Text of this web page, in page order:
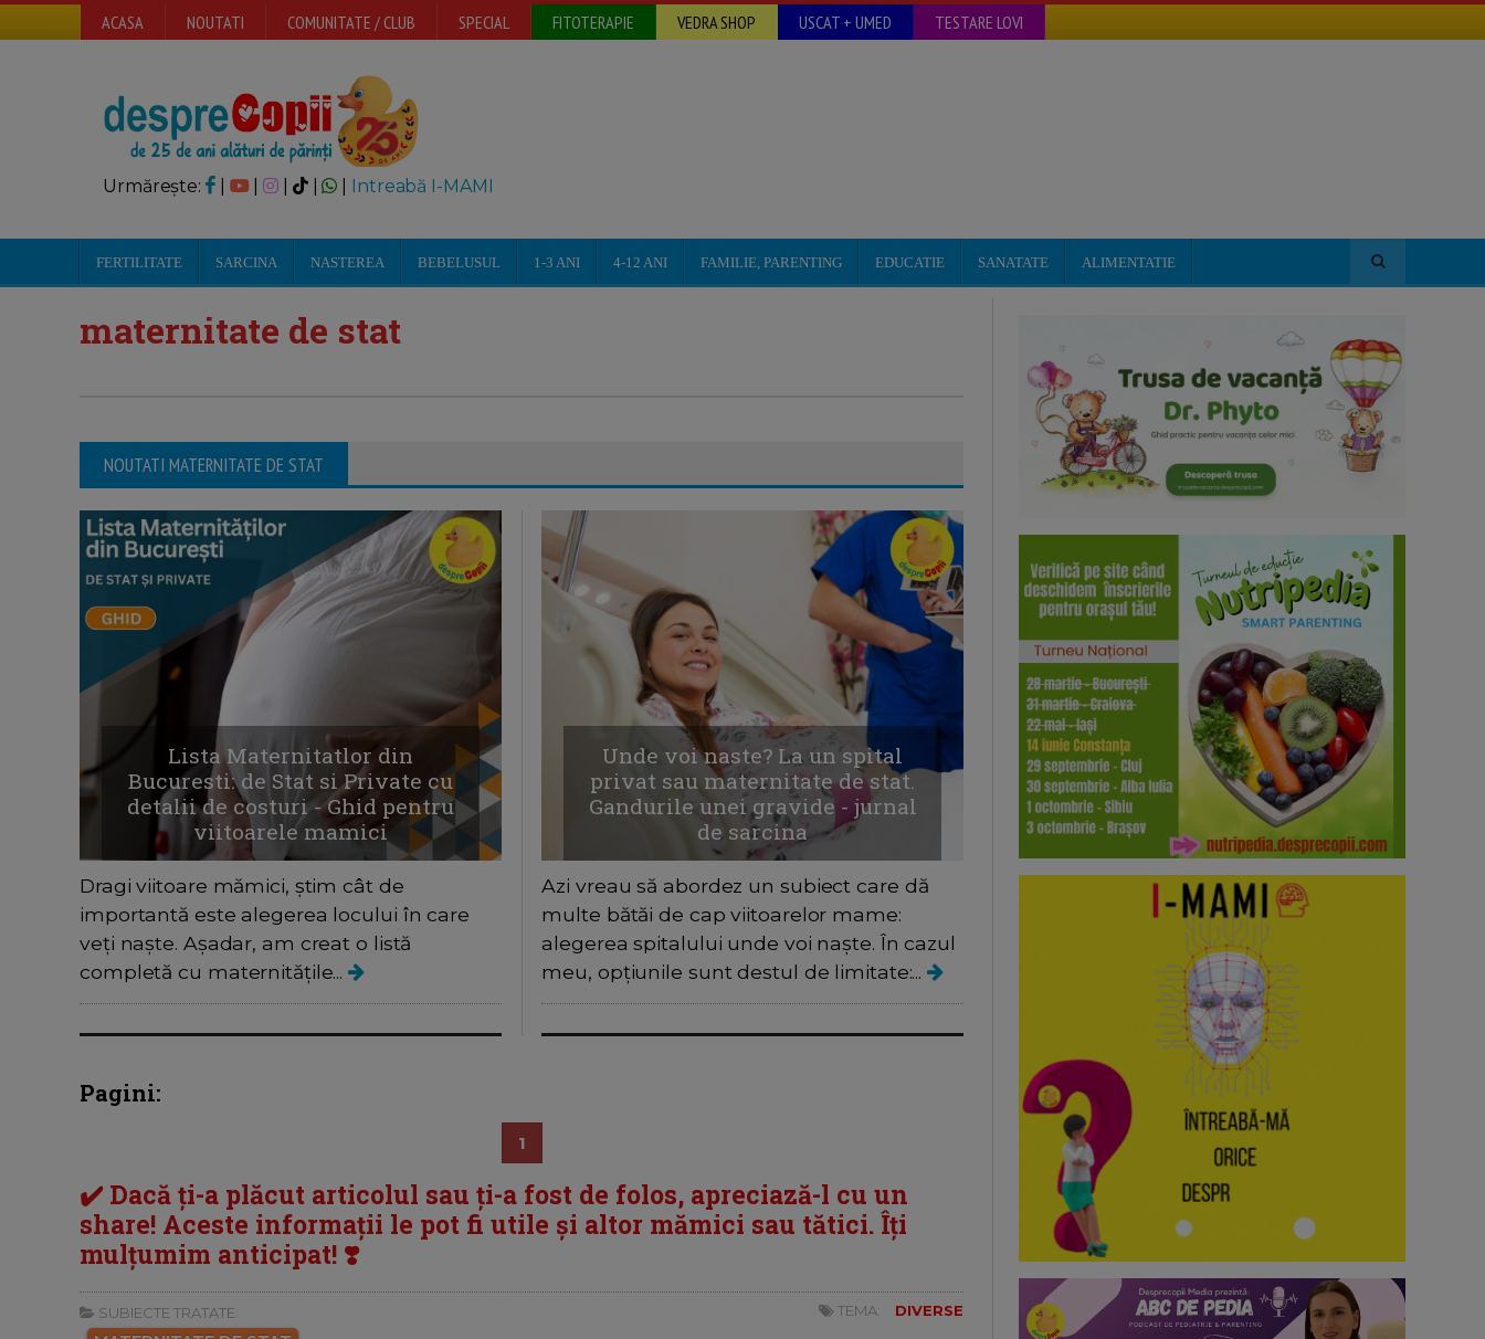
ACASA NOUTATI COMUNITATE / CLUB SPECIAL FITOTERAPIE VEDRA SHOP USCAT + UMED TESTARE LOVI
Urmărește: | | Intreabă I-MAMI
FERTILITATE SARCINA NASTEREA BEBELUSUL 1-3 ANI 4-12 ANI FAMILIE, PARENTING EDUCATIE SANATATE ALIMENTATIE
maternitate de stat
NOUTATI MATERNITATE DE STAT
Lista Maternitatlor din
Bucuresti: de Stat si Private cu
detalii de costuri - Ghid pentru
viitoarele mamici
Dragi viitoare mămici, știm cât de
importantă este alegerea locului în care
veți naște. Așadar, am creat o listă
completă cu maternitățile...
Unde voi naste? La un spital
privat sau maternitate de stat.
Gandurile unei gravide - jurnal
de sarcina
Azi vreau să abordez un subiect care dă
multe bătăi de cap viitoarelor mame:
alegerea spitalului unde voi naște. În cazul
meu, opțiunile sunt destul de limitate:...
Pagini:
1
✔️ Dacă ți-a plăcut articolul sau ți-a fost de folos, apreciază-l cu un
share! Aceste informații le pot fi utile și altor mămici sau tătici. Îți
mulțumim anticipat! ❣️
SUBIECTE TRATATE: TEMA: DIVERSE